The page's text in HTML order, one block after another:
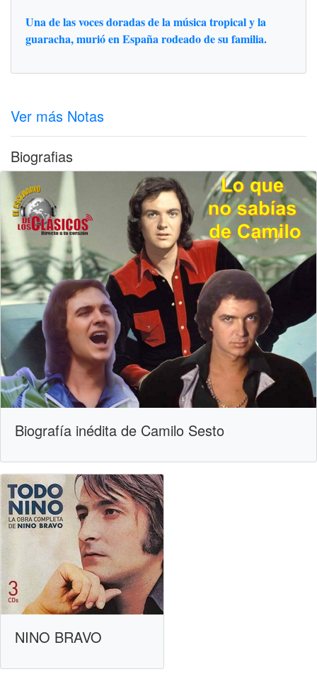
Una de las voces doradas de la música tropical y la
guaracha, murió en España rodeado de su familia.
Ver más Notas
Biografias
Biografía inédita de Camilo Sesto
NINO BRAVO